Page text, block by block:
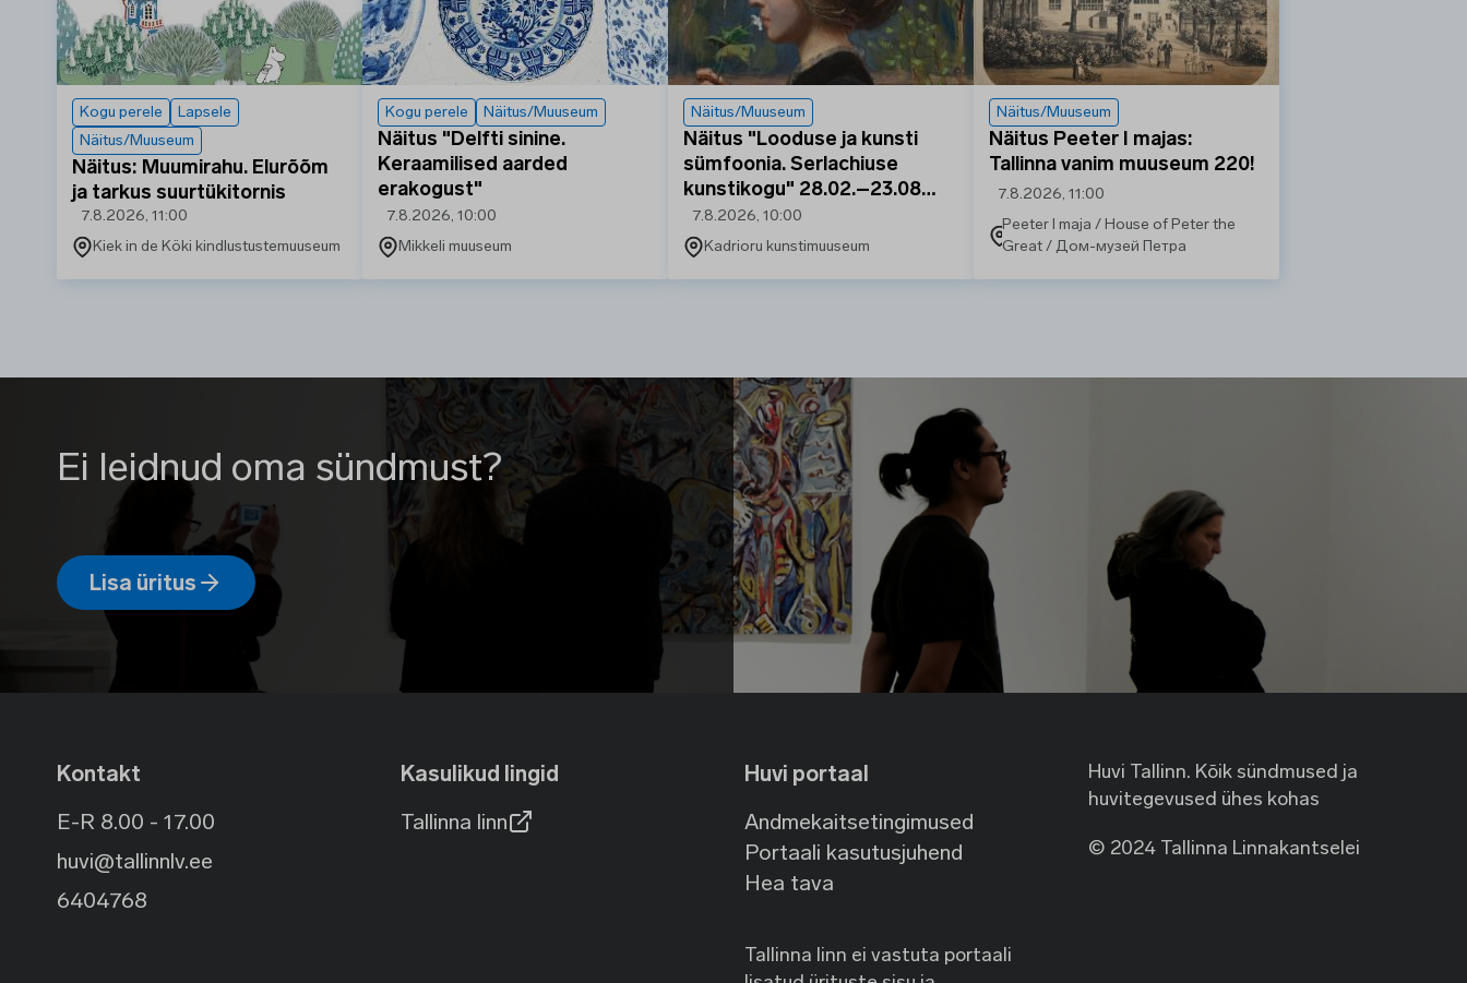
Kogu perele
Lapsele
Näitus/Muuseum
Näitus: Muumirahu. Elurõõm
ja tarkus suurtükitornis
7.8.2026, 11:00
Kiek in de Köki kindlustustemuuseum
Kogu perele Näitus/Muuseum
Näitus "Delfti sinine.
Keraamilised aarded
erakogust"
7.8.2026, 10:00
Mikkeli muuseum
Näitus/Muuseum
Näitus "Looduse ja kunsti
sümfoonia. Serlachiuse
kunstikogu" 28.02.–23.08…
7.8.2026, 10:00
Kadrioru kunstimuuseum
Näitus/Muuseum
Näitus Peeter I majas:
Tallinna vanim muuseum 220!
7.8.2026, 11:00
Peeter I maja / House of Peter the
Great / Дом-музей Петра
Ei leidnud oma sündmust?
Lisa üritus
Kontakt
E-R 8.00 - 17.00
huvi@tallinnlv.ee
6404768
Kasulikud lingid
Tallinna linn
Huvi portaal
Andmekaitsetingimused
Portaali kasutusjuhend
Hea tava
Tallinna linn ei vastuta portaali
Huvi Tallinn. Kõik sündmused ja
huvitegevused ühes kohas
© 2024 Tallinna Linnakantselei